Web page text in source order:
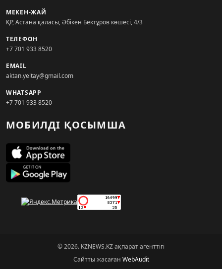
МЕКЕН-ЖАЙ
ҚР, Астана қаласы, Әбікен Бектұров көшесі, 4/3
ТЕЛЕФОН
+7 701 933 8520
EMAIL
aktan.yeltay@gmail.com
WHATSAPP
+7 701 933 8520
МОБИЛДІ ҚОСЫМША
© 2026. KZNEWS.KZ ақпарат агенттігі
Сайтты жасаған WebAudit